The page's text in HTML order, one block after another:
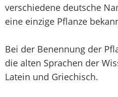
verschiedene deutsche
eine einzige Pflanze
Bei der Benennung der
die alten Sprachen der
Latein und Griechisch.